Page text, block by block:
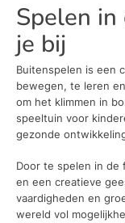
Spelen
je bij
Buitenspelen is een
bewegen, te leren
om het klimmen in
speeltuin voor
gezonde
Door te spelen in de
en een creatieve
vaardigheden en
wereld vol